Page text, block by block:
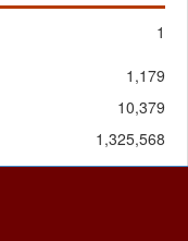
1
1,179
10,379
1,325,568